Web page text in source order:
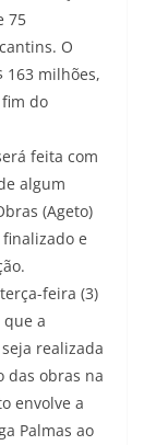
75
O
163 milhões,
do
feita com
algum
(Ageto)
e
feira (3)
que a
realizada
das obras na
envolve a
Palmas ao